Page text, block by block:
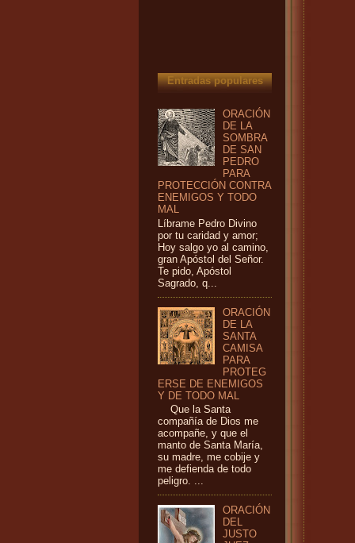
Entradas populares
ORACIÓN
DE LA
SOMBRA
DE SAN
PEDRO
PARA
PROTECCIÓN CONTRA
ENEMIGOS Y TODO
MAL
Líbrame Pedro Divino
por tu caridad y amor;
Hoy salgo yo al camino,
gran Apóstol del Señor.
Te pido, Apóstol
Sagrado, q...
ORACIÓN
DE LA
SANTA
CAMISA
PARA
PROTEG
ERSE DE ENEMIGOS
Y DE TODO MAL
Que la Santa
compañía de Dios me
acompañe, y que el
manto de Santa María,
su madre, me cobije y
me defienda de todo
peligro. ...
ORACIÓN
DEL
JUSTO